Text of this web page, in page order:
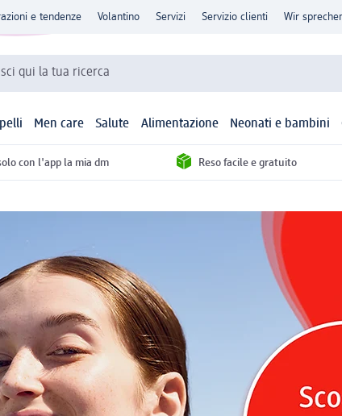
e tendenze Volantino Servizi Servizio clienti Wir
qui la tua ricerca
Men care Salute Alimentazione Neonati e bambini
con l'app la mia dm Reso facile e gratuito